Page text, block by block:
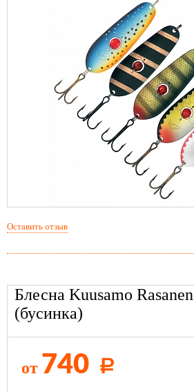
Блесна Kuusamo
(бусинка)
от 740 Р
Оставить отзыв